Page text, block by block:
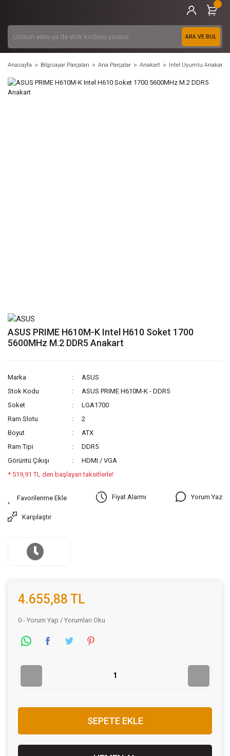
ARA VE BUL
Anasayfa Bilgisayar Parçaları Ana Parçalar Anakart Intel Uyumlu Anakart
ASUS PRIME H610M-K Intel H610 Soket 1700
5600MHz M.2 DDR5 Anakart
Marka
ASUS
Stok Kodu
ASUS PRIME H610M-K - DDR5
Soket
LGA1700
Ram Slotu
2
Boyut
ATX
Ram Tipi
DDR5
Görüntü Çıkışı
HDMI / VGA
* 519,91 TL den başlayan taksitlerle!
Fiyat Alarmı Yorum Yaz
Karşılaştır
4.655,88 TL
0 - Yorum Yap / Yorumları Oku
SEPETE EKLE